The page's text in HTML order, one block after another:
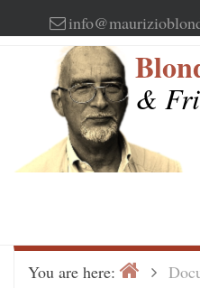
to
&
You are here: Home